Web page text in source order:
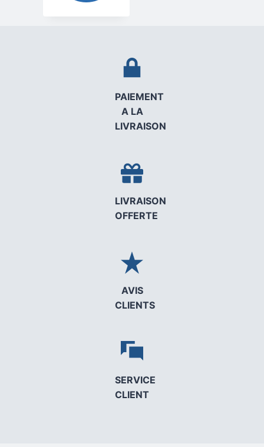
PAIEMENT
A LA
LIVRAISON
LIVRAISON
OFFERTE
AVIS
CLIENTS
SERVICE
CLIENT